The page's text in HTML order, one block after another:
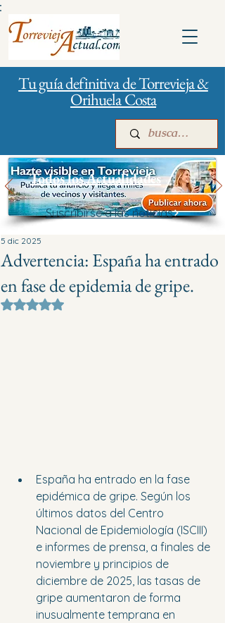
Tu guía definitiva de Torrevieja &
Orihuela Costa
Publicidad
Todos los Actualidades
Suscribirse a las noticias
Advertencia: España ha entrado
en fase de epidemia de gripe.
5 dic 2025
Obtuvo NaN de 5 estrellas.
España ha entrado en la fase
epidémica de gripe. Según los
últimos datos del Centro
Nacional de Epidemiología (ISCIII)
e informes de prensa, a finales de
noviembre y principios de
diciembre de 2025, las tasas de
gripe aumentaron de forma
inusualmente temprana en